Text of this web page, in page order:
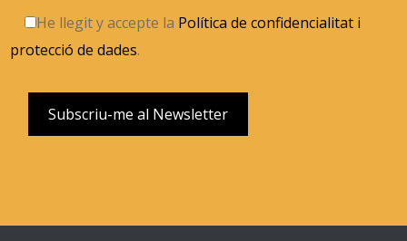
He llegit y accepte la Política de confidencialitat i
protecció de dades.